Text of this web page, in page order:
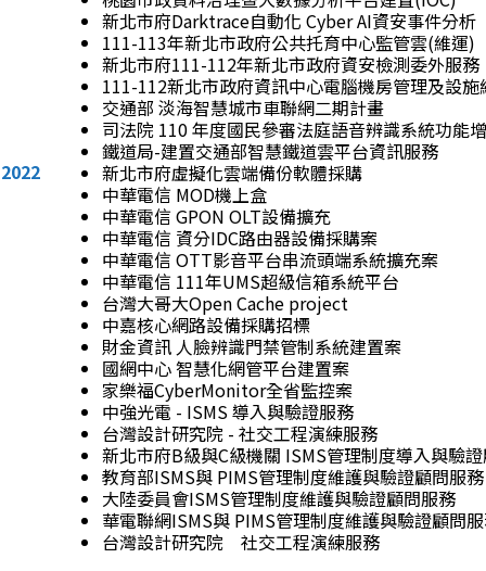
2022
新北市府Darktrace自動化 Cyber AI資安事件分析
111-113年新北市政府公共托育中心監管雲(維運)
新北市府111-112年新北市政府資安檢測委外服務
111-112新北市政府資訊中心電腦機房管理及設施
交通部 淡海智慧城市車聯網二期計畫
司法院 110 年度國民參審法庭語音辨識系統功能
鐵道局-建置交通部智慧鐵道雲平台資訊服務
新北市府虛擬化雲端備份軟體採購
中華電信 MOD機上盒
中華電信 GPON OLT設備擴充
中華電信 資分IDC路由器設備採購案
中華電信 OTT影音平台串流頭端系統擴充案
中華電信 111年UMS超級信箱系統平台
台灣大哥大Open Cache project
中嘉核心網路設備採購招標
財金資訊 人臉辨識門禁管制系統建置案
國網中心 智慧化網管平台建置案
家樂福CyberMonitor全省監控案
中強光電 - ISMS 導入與驗證服務
台灣設計研究院 - 社交工程演練服務
新北市府B級與C級機關 ISMS管理制度導入與驗
教育部ISMS與 PIMS管理制度維護與驗證顧問服務
大陸委員會ISMS管理制度維護與驗證顧問服務
華電聯網ISMS與 PIMS管理制度維護與驗證顧問
台灣設計研究院 社交工程演練服務